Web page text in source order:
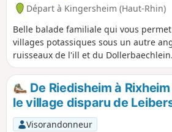
Départ à Kingersheim (Haut-Rhin)
Belle balade familiale qui vous
villages potassiques sous un autre
ruisseaux de l'ill et du Dollerbaechlein.
De Riedisheim à
le village disparu de
Visorandonneur